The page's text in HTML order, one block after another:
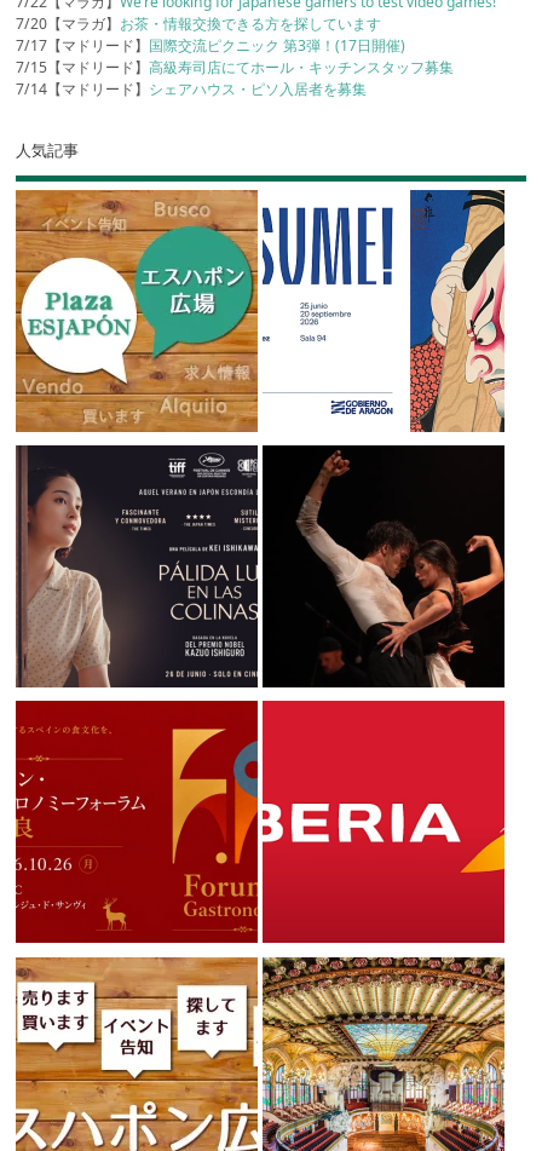
7/20【マラガ】 お茶・情報交換できる方を探しています
7/17【マドリード】 国際交流ピクニック 第3弾！(17日開催)
7/15【マドリード】高級寿司店にてホール・キッチンスタッフ募集
7/14【マドリード】 シェアハウス・ピソ入居者を募集
人気記事